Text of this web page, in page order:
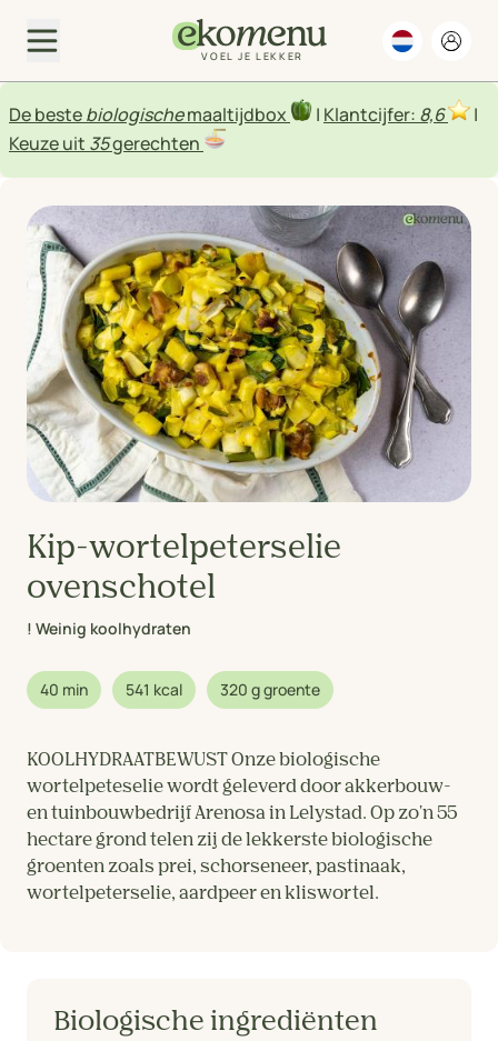
VOEL JE LEKKER
De bestebiologischemaaltijdbox | Klantcijfer: 8,6
|
Keuze uit 35gerechten
Kip-wortelpeterselie
ovenschotel
! Weinig koolhydraten
40 min 541 kcal 320 g groente
KOOLHYDRAATBEWUST Onze biologische
wortelpeteselie wordt geleverd door akkerbouw-
en tuinbouwbedrijf Arenosa in Lelystad. Op zo'n 55
hectare grond telen zij de lekkerste biologische
groenten zoals prei, schorseneer, pastinaak,
wortelpeterselie, aardpeer en kliswortel.
Biologische ingrediënten